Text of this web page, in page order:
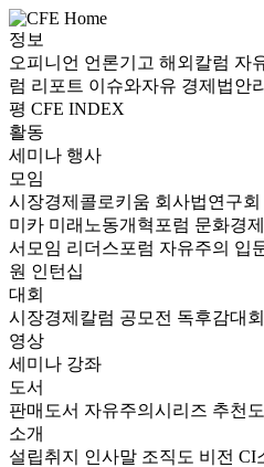
정보
오피니언 언론기고 해외칼럼 자
럼 리포트 이슈와자유 경제법안
평 CFE INDEX
활동
세미나 행사
모임
시장경제콜로키움 회사법연구회
미카 미래노동개혁포럼 문화경
서모임 리더스포럼 자유주의 입
원 인턴십
대회
시장경제칼럼 공모전 독후감대회
영상
세미나 강좌
도서
판매도서 자유주의시리즈 추천
소개
설립취지 인사말 조직도 비전 CI